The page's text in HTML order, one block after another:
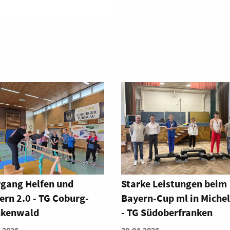
Leistungen beim
Cup ml in Michelau
Turngaufest vom
03.-05.07.2026 in
28.04.2026